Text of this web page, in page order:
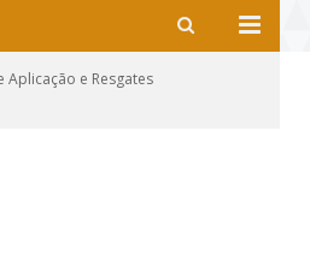
Aplicação e Resgates